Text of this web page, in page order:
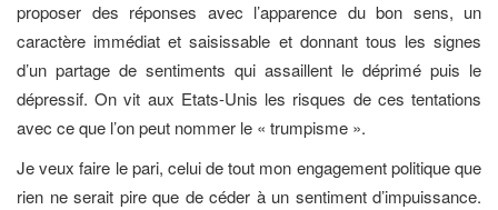
proposer des réponses avec l’apparence du bon sens, un
caractère immédiat et saisissable et donnant tous les signes
d’un partage de sentiments qui assaillent le déprimé puis le
dépressif. On vit aux Etats-Unis les risques de ces tentations
avec ce que l’on peut nommer le « trumpisme ».
Je veux faire le pari, celui de tout mon engagement politique que
rien ne serait pire que de céder à un sentiment d’impuissance.